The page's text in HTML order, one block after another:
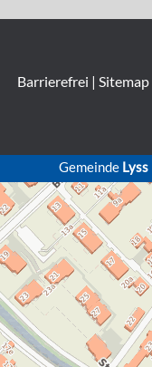
Barrierefrei | Sitemap
Gemeinde Lyss